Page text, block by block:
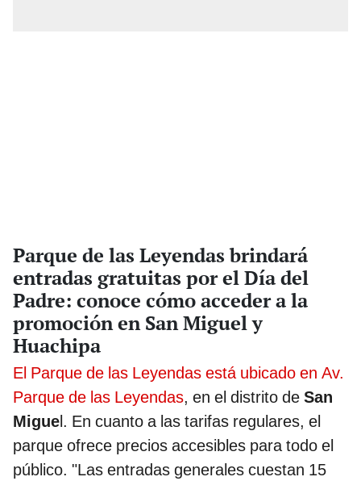
Parque de las Leyendas brindará
entradas gratuitas por el Día del
Padre: conoce cómo acceder a la
promoción en San Miguel y
Huachipa
El Parque de las Leyendas está ubicado en Av.
Parque de las Leyendas, en el distrito de San
Miguel. En cuanto a las tarifas regulares, el
parque ofrece precios accesibles para todo el
público. "Las entradas generales cuestan 15